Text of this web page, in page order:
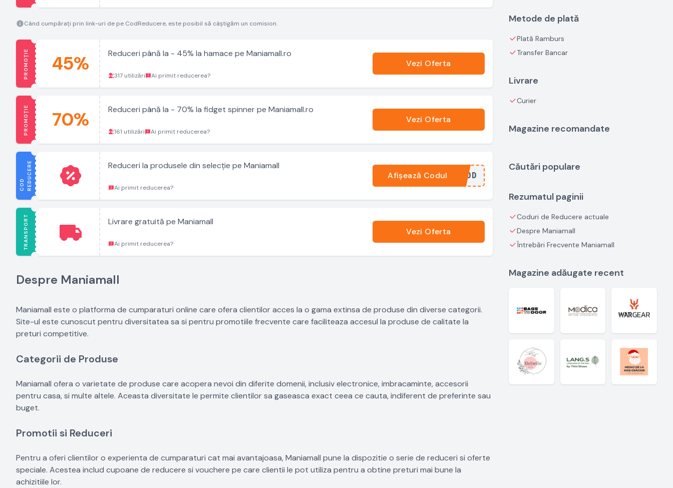
Când cumpărați prin link-uri de pe CodReducere, este posibil să câștigăm un comision.
PROMOȚIE 45% Reduceri până la - 45% la hamace pe Maniamall.ro
317 utilizări Ai primit reducerea?
Vezi Oferta
PROMOȚIE 70% Reduceri până la - 70% la fidget spinner pe Maniamall.ro
161 utilizări Ai primit reducerea?
Vezi Oferta
C
O
D
R
E
D
U
C
E
R E Reduceri la produsele din selecție pe Maniamall
Ai primit reducerea?
...COD
Afișează Codul
TRANSPORT Livrare gratuită pe Maniamall
Ai primit reducerea?
Vezi Oferta
Despre Maniamall
Maniamall este o platforma de cumparaturi online care ofera clientilor acces la o gama extinsa de produse din diverse categorii.
Site-ul este cunoscut pentru diversitatea sa si pentru promotiile frecvente care faciliteaza accesul la produse de calitate la
preturi competitive.
Categorii de Produse
Maniamall ofera o varietate de produse care acopera nevoi din diferite domenii, inclusiv electronice, imbracaminte, accesorii
pentru casa, si multe altele. Aceasta diversitate le permite clientilor sa gaseasca exact ceea ce cauta, indiferent de preferinte sau
buget.
Promotii si Reduceri
Pentru a oferi clientilor o experienta de cumparaturi cat mai avantajoasa, Maniamall pune la dispozitie o serie de reduceri si oferte
speciale. Acestea includ cupoane de reducere si vouchere pe care clientii le pot utiliza pentru a obtine preturi mai bune la
achizitiile lor.
Metode de plată
Plată Ramburs
Transfer Bancar
Livrare
Curier
Magazine recomandate
Căutări populare
Rezumatul paginii
Coduri de Reducere actuale
Despre Maniamall
Întrebări Frecvente Maniamall
Magazine adăugate recent